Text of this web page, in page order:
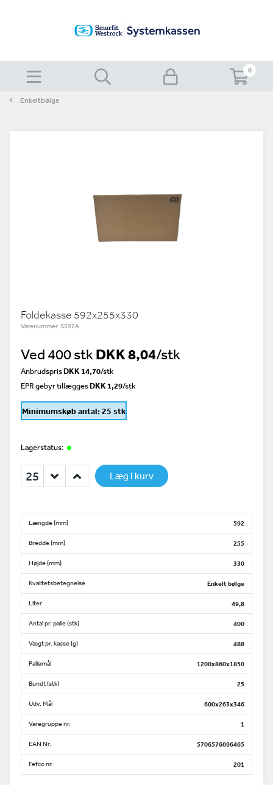
0
Enkeltbølge
Foldekasse 592x255x330
Varenummer S592A
Ved 400 stk DKK 8,04/stk
AnbrudsprisDKK 14,70/stk
EPR gebyr tillæggesDKK 1,29/stk
Minimumskøb antal: 25 stk
Lagerstatus:
Læg i kurv
Længde (mm) 592
Bredde (mm) 255
Højde (mm) 330
Kvalitetsbetegnelse Enkelt bølge
Liter 49,8
Antal pr. palle (stk) 400
Vægt pr. kasse (g) 488
Pallemål 1200x860x1850
Bundt (stk) 25
Udv. Mål 600x263x346
Varegruppe nr. 1
EAN Nr. 5706576096465
Fefco nr. 201